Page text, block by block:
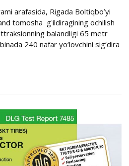
arafasida, Rigada Boltiqboʻyi
tomosha gʻildiragining ochilish
balandligi 65 metr
240 nafar yo‘lovchini sig‘dira